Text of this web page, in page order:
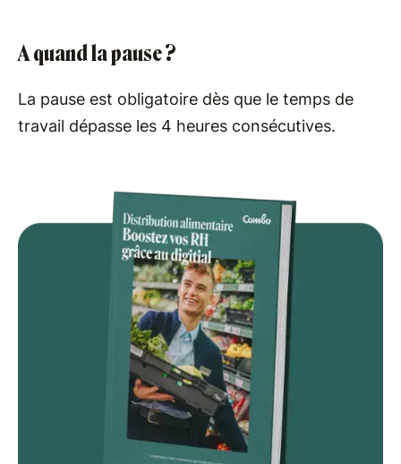
A quand la pause ?
La pause est obligatoire dès que le temps de
travail dépasse les 4 heures consécutives.